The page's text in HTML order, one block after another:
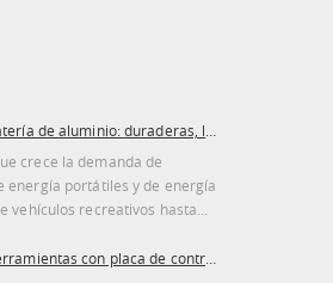
crece la demanda de
energía portátiles y de energía
vehículos recreativos hasta...